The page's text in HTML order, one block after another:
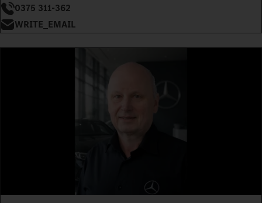
0375 311-362
WRITE_EMAIL